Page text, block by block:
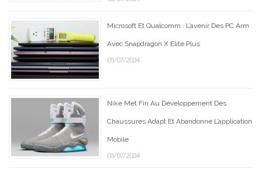
Microsoft Et Qualcomm : L’avenir Des PC Arm
Avec Snapdragon X Elite Plus
05/07/2024
Nike Met Fin Au Développement Des
Chaussures Adapt Et Abandonne L’application
Mobile
05/07/2024